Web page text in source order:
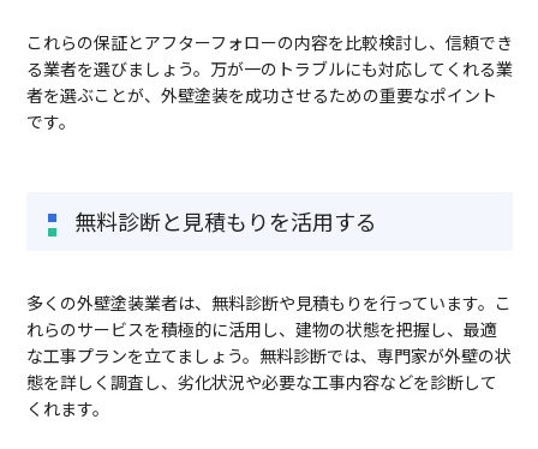
これらの保証とアフターフォローの内容を比較検討し、信頼でき
る業者を選びましょう。万が一のトラブルにも対応してくれる業
者を選ぶことが、外壁塗装を成功させるための重要なポイント
です。
無料診断と見積もりを活用する
多くの外壁塗装業者は、無料診断や見積もりを行っています。こ
れらのサービスを積極的に活用し、建物の状態を把握し、最適
な工事プランを立てましょう。無料診断では、専門家が外壁の状
態を詳しく調査し、劣化状況や必要な工事内容などを診断して
くれます。